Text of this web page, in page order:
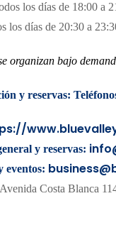
los días de 18:00 a
los días de 20:30 a
organizan bajo
y reservas:
y reservas:
eventos:
Avenida Costa Blanca